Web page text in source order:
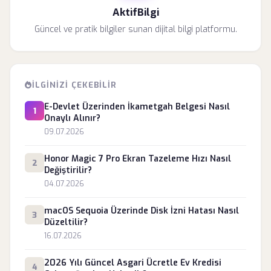
AktifBilgi
Güncel ve pratik bilgiler sunan dijital bilgi platformu.
İLGINIZI ÇEKEBILIR
1
E-Devlet Üzerinden İkametgah Belgesi Nasıl
Onaylı Alınır?
09.07.2026
2
Honor Magic 7 Pro Ekran Tazeleme Hızı Nasıl
Değiştirilir?
04.07.2026
3
macOS Sequoia Üzerinde Disk İzni Hatası Nasıl
Düzeltilir?
16.07.2026
4
2026 Yılı Güncel Asgari Ücretle Ev Kredisi